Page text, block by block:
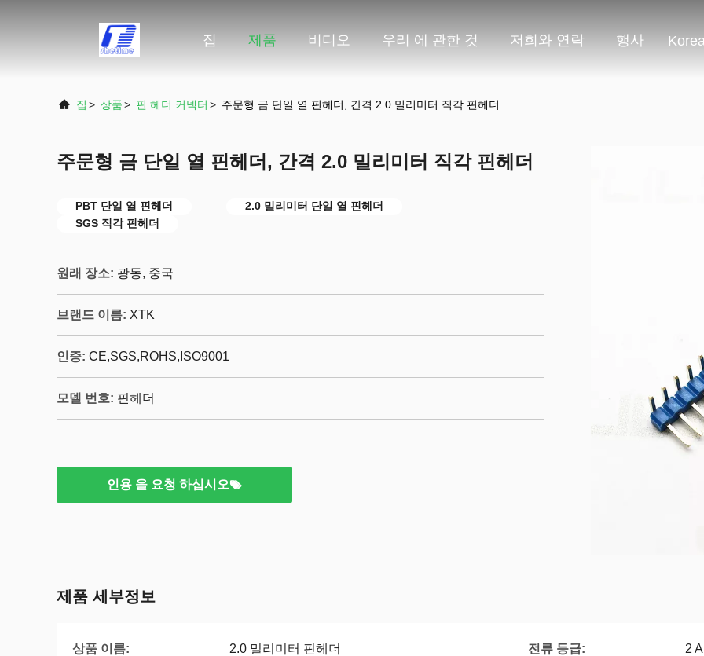
집 제품 비디오 우리 에 관한 것 저희와 연락 행사
집 > 상품> 핀 헤더 커넥터 > 주문형 금 단일 열 핀헤더, 간격 2.0 밀리미터 직각 핀헤더
주문형 금 단일 열 핀헤더, 간격 2.0 밀리미터 직각 핀헤더
PBT 단일 열 핀헤더
2.0 밀리미터 단일 열 핀헤더
SGS 직각 핀헤더
원래 장소: 광동, 중국
브랜드 이름: XTK
인증: CE,SGS,ROHS,ISO9001
모델 번호: 핀헤더
인용 을 요청 하십시오
제품 세부정보
상품 이름: 2.0 밀리미터 핀헤더 전류 등급: 2